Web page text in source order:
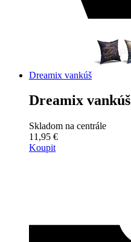
Dreamix vankúš
Dreamix vankúš
Skladom na centrále
11,95 €
Koupit